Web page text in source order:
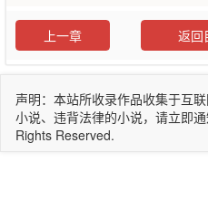
上一章 返回
声明：本站所收录作品收集于互
小说、违背法律的小说，请立即
Rights Reserved.